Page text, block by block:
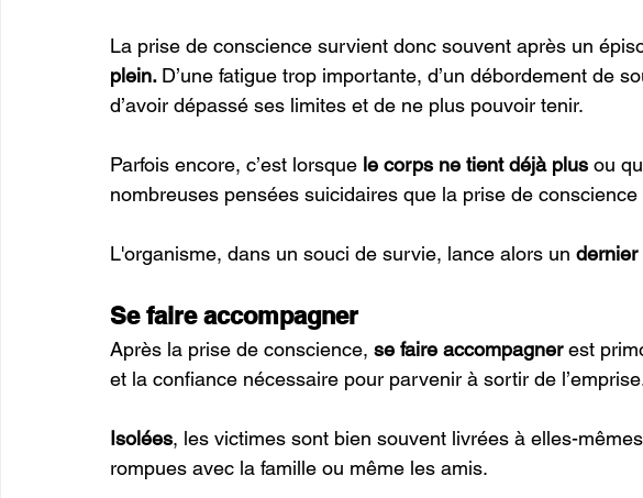
La prise de conscience survient donc souvent après un
plein. D’une fatigue trop importante, d’un débordement de
d’avoir dépassé ses limites et de ne plus pouvoir tenir.
Parfois encore, c’est lorsque le corps ne tient déjà plus ou
nombreuses pensées suicidaires que la prise de conscience
L'organisme, dans un souci de survie, lance alors un dernier
Se faire accompagner
Après la prise de conscience, se faire accompagner est
et la confiance nécessaire pour parvenir à sortir de
Isolées, les victimes sont bien souvent livrées à elles-
rompues avec la famille ou même les amis.